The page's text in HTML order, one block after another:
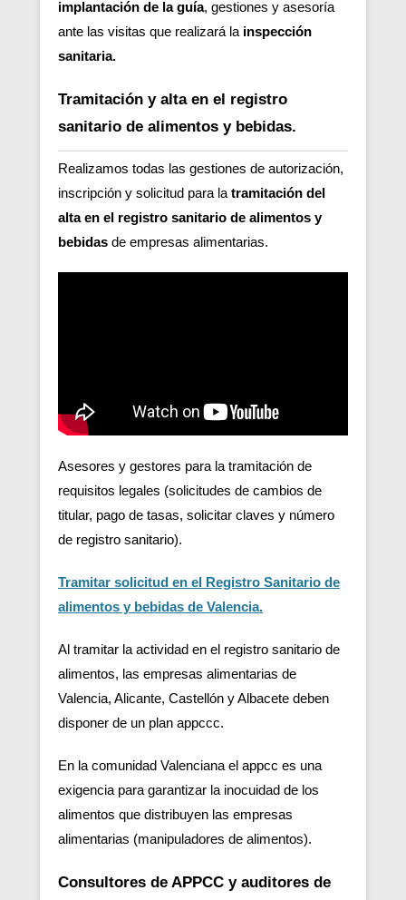
implantación de la guía, gestiones y asesoría
ante las visitas que realizará la inspección
sanitaria.
Tramitación y alta en el registro
sanitario de alimentos y bebidas.
Realizamos todas las gestiones de autorización,
inscripción y solicitud para la tramitación del
alta en el registro sanitario de alimentos y
bebidas de empresas alimentarias.
Asesores y gestores para la tramitación de
requisitos legales (solicitudes de cambios de
titular, pago de tasas, solicitar claves y número
de registro sanitario).
Tramitar solicitud en el Registro Sanitario de
alimentos y bebidas de Valencia.
Al tramitar la actividad en el registro sanitario de
alimentos, las empresas alimentarias de
Valencia, Alicante, Castellón y Albacete deben
disponer de un plan appccc.
En la comunidad Valenciana el appcc es una
exigencia para garantizar la inocuidad de los
alimentos que distribuyen las empresas
alimentarias (manipuladores de alimentos).
Consultores de APPCC y auditores de